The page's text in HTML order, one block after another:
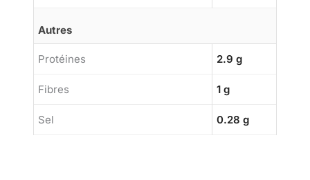
Autres
Protéines 2.9 g
Fibres 1 g
Sel 0.28 g